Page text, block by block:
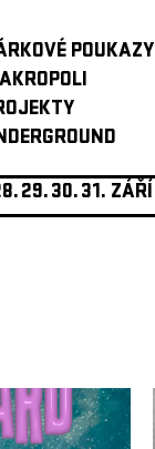
POUKAZY
29.30.31. ZÁŘÍ